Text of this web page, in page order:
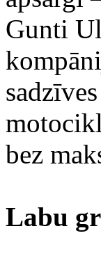
Gunti
bez
Labu